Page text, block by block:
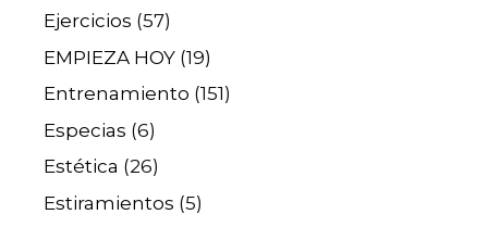
Ejercicios (57)
EMPIEZA HOY (19)
Entrenamiento (151)
Especias (6)
Estética (26)
Estiramientos (5)